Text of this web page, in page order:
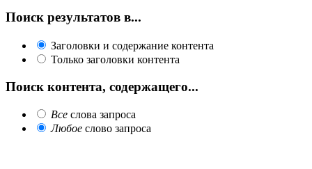
Поиск результатов в...
Заголовки и содержание контента
Только заголовки контента
Поиск контента, содержащего...
Все слова запроса
Любое слово запроса